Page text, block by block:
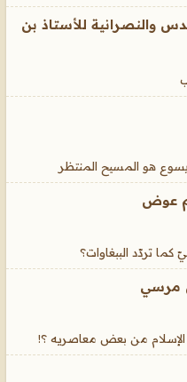
والنصرانية للأستاذ بن
هو المسيح المنتظر
عوض
كما تردّد الببغاوات؟
مرسي
الإسلام من بعض معاصريه ؟!